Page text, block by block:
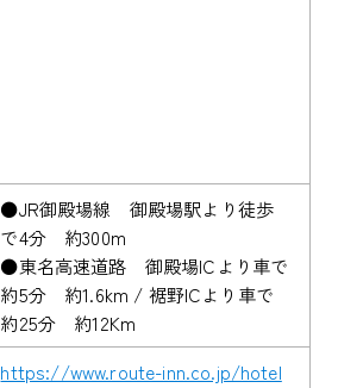
●JR御殿場線 御殿場駅より徒歩
で4分 約300m
●東名高速道路 御殿場ICより車で
約5分 約1.6km / 裾野ICより車で
約25分 約12Km
https://www.route-inn.co.jp/hotel